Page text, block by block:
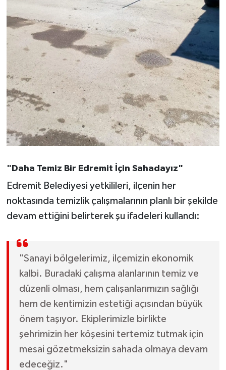
"Daha Temiz Bir Edremit İçin Sahadayız"
Edremit Belediyesi yetkilileri, ilçenin her
noktasında temizlik çalışmalarının planlı bir şekilde
devam ettiğini belirterek şu ifadeleri kullandı:
"Sanayi bölgelerimiz, ilçemizin ekonomik
kalbi. Buradaki çalışma alanlarının temiz ve
düzenli olması, hem çalışanlarımızın sağlığı
hem de kentimizin estetiği açısından büyük
önem taşıyor. Ekiplerimizle birlikte
şehrimizin her köşesini tertemiz tutmak için
mesai gözetmeksizin sahada olmaya devam
edeceğiz."